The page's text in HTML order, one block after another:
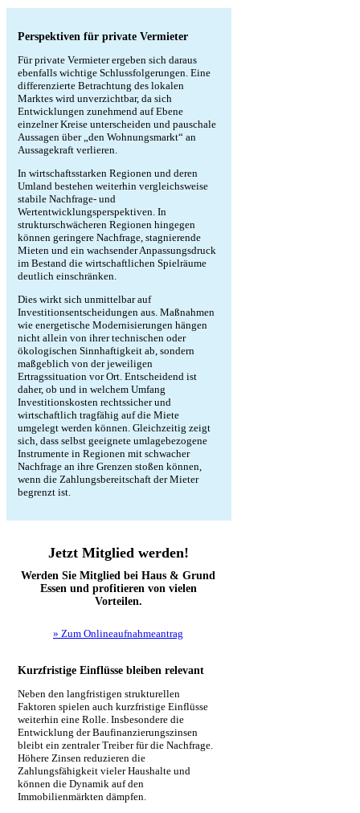
Perspektiven für private Vermieter
Für private Vermieter ergeben sich daraus
ebenfalls wichtige Schlussfolgerungen. Eine
differenzierte Betrachtung des lokalen
Marktes wird unverzichtbar, da sich
Entwicklungen zunehmend auf Ebene
einzelner Kreise unterscheiden und pauschale
Aussagen über „den Wohnungsmarkt“ an
Aussagekraft verlieren.
In wirtschaftsstarken Regionen und deren
Umland bestehen weiterhin vergleichsweise
stabile Nachfrage- und
Wertentwicklungsperspektiven. In
strukturschwächeren Regionen hingegen
können geringere Nachfrage, stagnierende
Mieten und ein wachsender Anpassungsdruck
im Bestand die wirtschaftlichen Spielräume
deutlich einschränken.
Dies wirkt sich unmittelbar auf
Investitionsentscheidungen aus. Maßnahmen
wie energetische Modernisierungen hängen
nicht allein von ihrer technischen oder
ökologischen Sinnhaftigkeit ab, sondern
maßgeblich von der jeweiligen
Ertragssituation vor Ort. Entscheidend ist
daher, ob und in welchem Umfang
Investitionskosten rechtssicher und
wirtschaftlich tragfähig auf die Miete
umgelegt werden können. Gleichzeitig zeigt
sich, dass selbst geeignete umlagebezogene
Instrumente in Regionen mit schwacher
Nachfrage an ihre Grenzen stoßen können,
wenn die Zahlungsbereitschaft der Mieter
begrenzt ist.
Jetzt Mitglied werden!
Werden Sie Mitglied bei Haus & Grund
Essen und profitieren von vielen
Vorteilen.
» Zum Onlineaufnahmeantrag
Kurzfristige Einflüsse bleiben relevant
Neben den langfristigen strukturellen
Faktoren spielen auch kurzfristige Einflüsse
weiterhin eine Rolle. Insbesondere die
Entwicklung der Baufinanzierungszinsen
bleibt ein zentraler Treiber für die Nachfrage.
Höhere Zinsen reduzieren die
Zahlungsfähigkeit vieler Haushalte und
können die Dynamik auf den
Immobilienmärkten dämpfen.